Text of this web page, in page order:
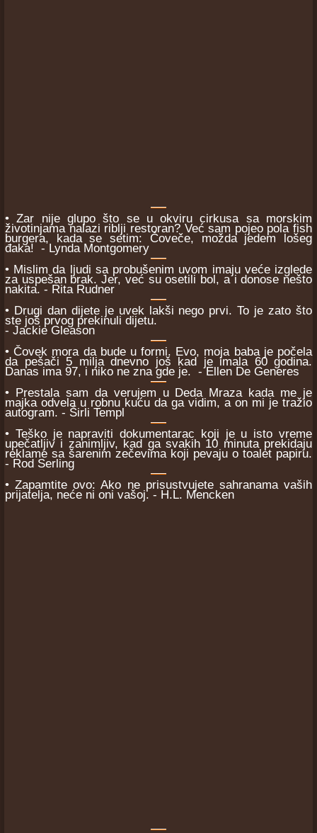
• Zar nije glupo što se u okviru cirkusa sa morskim
životinjama nalazi riblji restoran? Već sam pojeo pola fish
burgera, kada se setim: Čoveče, možda jedem lošeg
đaka! - Lynda Montgomery
• Mislim da ljudi sa probušenim uvom imaju veće izglede
za uspešan brak. Jer, već su osetili bol, a i donose nešto
nakita. - Rita Rudner
• Drugi dan dijete je uvek lakši nego prvi. To je zato što
ste još prvog prekinuli dijetu.
- Jackie Gleason
• Čovek mora da bude u formi. Evo, moja baba je počela
da pešači 5 milja dnevno još kad je imala 60 godina.
Danas ima 97, i niko ne zna gde je. - Ellen De Generes
• Prestala sam da verujem u Deda Mraza kada me je
majka odvela u robnu kuću da ga vidim, a on mi je tražio
autogram. - Širli Templ
• Teško je napraviti dokumentarac koji je u isto vreme
upečatljiv i zanimljiv, kad ga svakih 10 minuta prekidaju
reklame sa šarenim zečevima koji pevaju o toalet papiru.
- Rod Serling
• Zapamtite ovo: Ako ne prisustvujete sahranama vaših
prijatelja, neće ni oni vašoj. - H.L. Mencken